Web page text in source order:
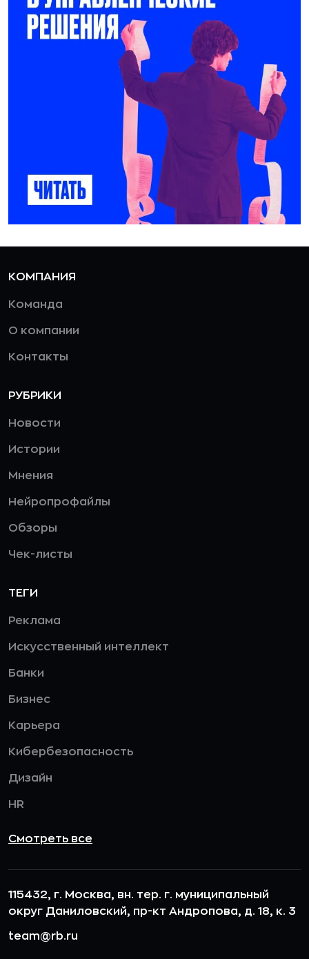
КОМПАНИЯ
Команда
О компании
Контакты
РУБРИКИ
Новости
Истории
Мнения
Нейропрофайлы
Обзоры
Чек-листы
ТЕГИ
Реклама
Искусственный интеллект
Банки
Бизнес
Карьера
Кибербезопасность
Дизайн
HR
Смотреть все
115432, г. Москва, вн. тер. г. муниципальный
округ Даниловский, пр-кт Андропова, д. 18, к. 3
team@rb.ru